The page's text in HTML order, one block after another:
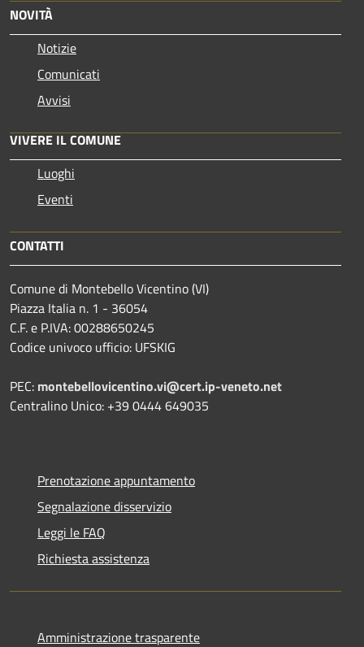
NOVITÀ
Notizie
Comunicati
Avvisi
VIVERE IL COMUNE
Luoghi
Eventi
CONTATTI
Comune di Montebello Vicentino (VI)
Piazza Italia n. 1 - 36054
C.F. e P.IVA: 00288650245
Codice univoco ufficio: UFSKIG
PEC: montebellovicentino.vi@cert.ip-veneto.net
Centralino Unico: +39 0444 649035
Prenotazione appuntamento
Segnalazione disservizio
Leggi le FAQ
Richiesta assistenza
Amministrazione trasparente